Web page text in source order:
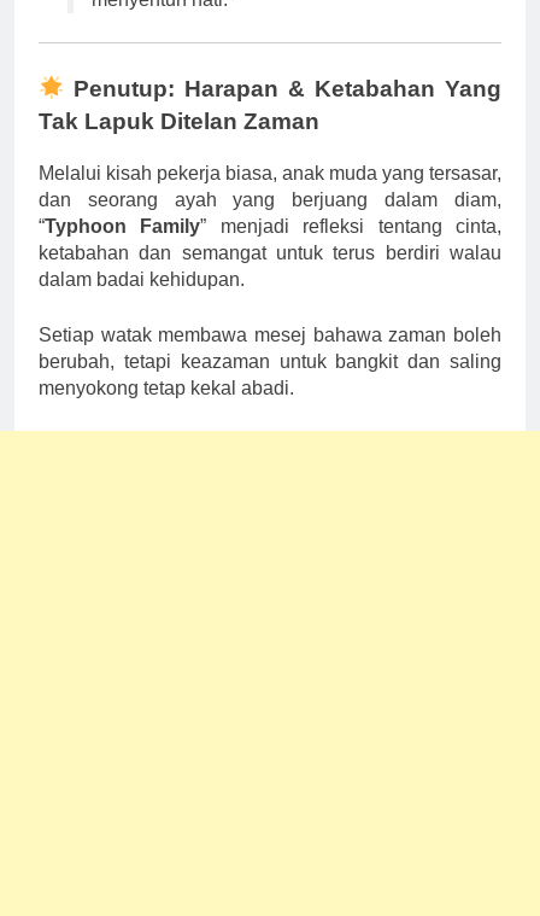
Penutup: Harapan & Ketabahan Yang
Tak Lapuk Ditelan Zaman
Melalui kisah pekerja biasa, anak muda yang tersasar,
dan seorang ayah yang berjuang dalam diam,
“Typhoon Family” menjadi refleksi tentang cinta,
ketabahan dan semangat untuk terus berdiri walau
dalam badai kehidupan.
Setiap watak membawa mesej bahawa zaman boleh
berubah, tetapi keazaman untuk bangkit dan saling
menyokong tetap kekal abadi.